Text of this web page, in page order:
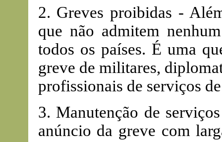
2. Greves proibidas -
que não admitem
todos os países. É uma
greve de militares,
profissionais de serviços
3. Manutenção de
anúncio da greve com